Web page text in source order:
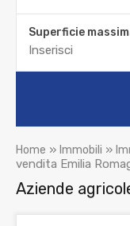
Superficie
Home » Immobili »
vendita Emilia
Aziende